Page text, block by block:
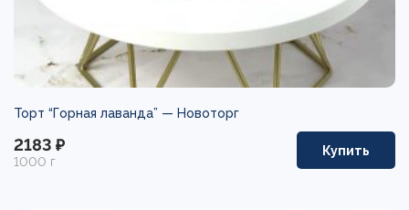
Торт “Горная лаванда” — Новоторг
2183 ₽
1000 г
Купить